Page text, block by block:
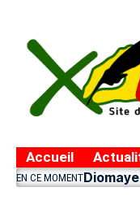
Accueil
EN CE MOMENT